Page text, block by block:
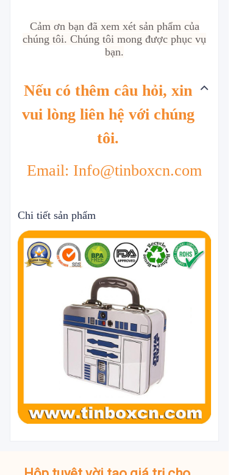
Cảm ơn bạn đã xem xét sản phẩm của
chúng tôi. Chúng tôi mong được phục vụ
bạn.
Nếu có thêm câu hỏi, xin
vui lòng liên hệ với chúng
tôi.
Email: Info@tinboxcn.com
Chi tiết sản phẩm